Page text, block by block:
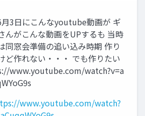
月3日にこんなyoutube動画が ギ
んがこんな動画をUPするも 当時
同窓会準備の追い込み時期 作り
ど作れない・・・ でも作りたい
www.youtube.com/watch?v=a
www.youtube.com/watch?